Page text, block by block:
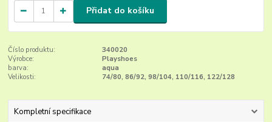
Přidat do košíku
Číslo produktu:
340020
Výrobce:
Playshoes
barva:
aqua
Velikosti:
74/80, 86/92, 98/104, 110/116, 122/128
Kompletní specifikace